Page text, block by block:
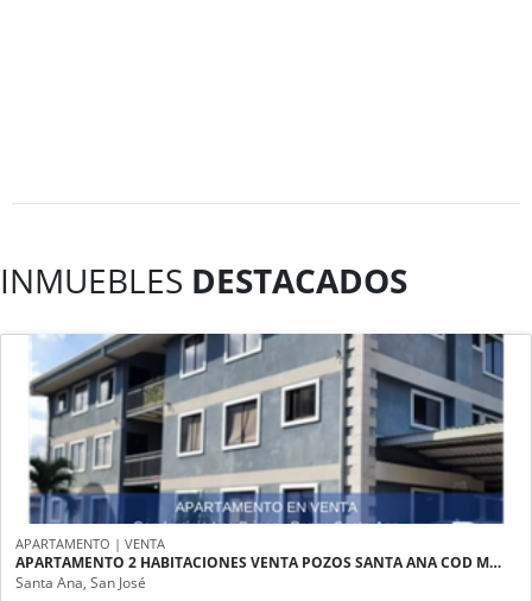
INMUEBLES DESTACADOS
APARTAMENTO | VENTA
APARTAMENTO 2 HABITACIONES VENTA POZOS SANTA ANA COD M…
Santa Ana, San José